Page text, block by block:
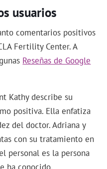
usuarios
comentarios positivos
Fertility Center. A
Reseñas de Google
Kathy describe su
positiva. Ella enfatiza
del doctor. Adriana y
con su tratamiento en
personal es la persona
ha conocido.